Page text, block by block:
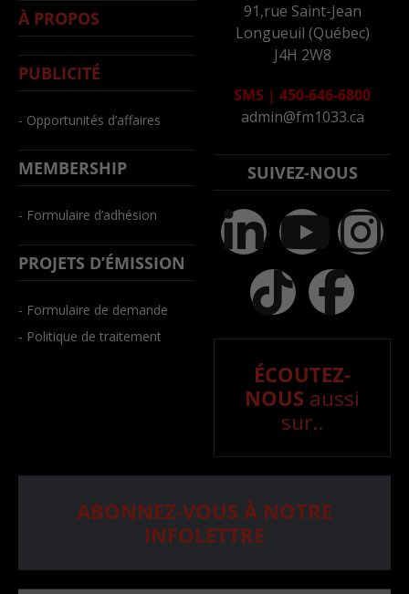
À PROPOS
PUBLICITÉ
- Opportunités d’affaires
MEMBERSHIP
- Formulaire d’adhésion
PROJETS D’ÉMISSION
- Formulaire de demande
- Politique de traitement
91,rue Saint-Jean
Longueuil (Québec)
J4H 2W8
SMS | 450-646-6800
admin@fm1033.ca
SUIVEZ-NOUS
ÉCOUTEZ-
NOUS aussi
sur..
ABONNEZ-VOUS À NOTRE
INFOLETTRE